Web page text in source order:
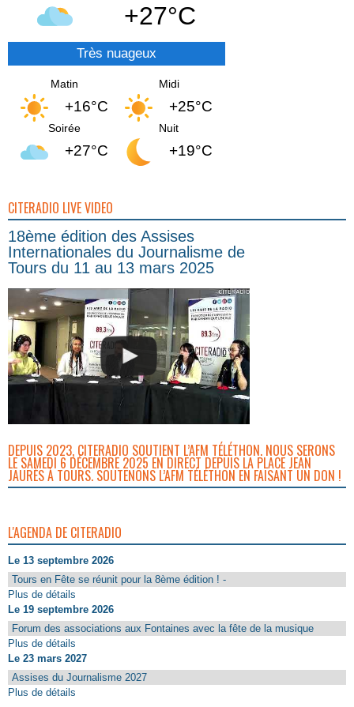
+27°C
Très nuageux
Matin
+16°C
Midi
+25°C
Soirée
+27°C
Nuit
+19°C
CITERADIO LIVE VIDEO
18ème édition des Assises
Internationales du Journalisme de
Tours du 11 au 13 mars 2025
DEPUIS 2023, CITERADIO SOUTIENT L’AFM TÉLÉTHON. NOUS SERONS
LE SAMEDI 6 DÉCEMBRE 2025 EN DIRECT DEPUIS LA PLACE JEAN
JAURÈS À TOURS. SOUTENONS L’AFM TÉLÉTHON EN FAISANT UN DON !
L'AGENDA DE CITERADIO
Le 13 septembre 2026
Tours en Fête se réunit pour la 8ème édition ! -
Plus de détails
Le 19 septembre 2026
Forum des associations aux Fontaines avec la fête de la musique
Plus de détails
Le 23 mars 2027
Assises du Journalisme 2027
Plus de détails